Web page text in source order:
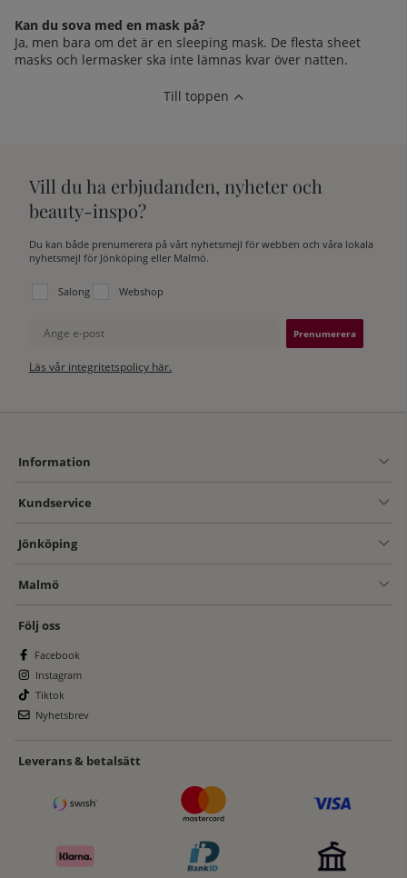
Kan du sova med en mask på?
Ja, men bara om det är en sleeping mask. De flesta sheet
masks och lermasker ska inte lämnas kvar över natten.
Till toppen
Vill du ha erbjudanden, nyheter och
beauty-inspo?
Du kan både prenumerera på vårt nyhetsmejl för webben och våra lokala
nyhetsmejl för Jönköping eller Malmö.
Välj vilken lista du vill prenumerera på:
Salong Webshop
Ange e-post
Läs vår integritetspolicy här.
Information
Kundservice
Jönköping
Malmö
Följ oss
Facebook
Instagram
Tiktok
Nyhetsbrev
Leverans & betalsätt